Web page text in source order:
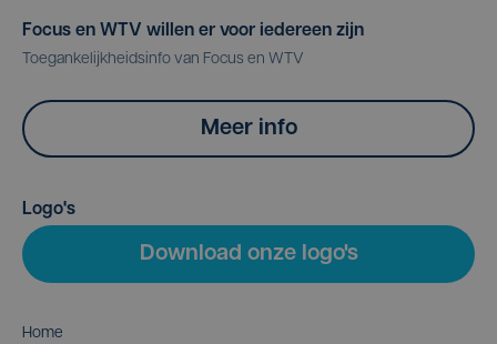
Focus en WTV willen er voor iedereen zijn
Toegankelijkheidsinfo van Focus en WTV
Meer info
Logo's
Download onze logo's
Home